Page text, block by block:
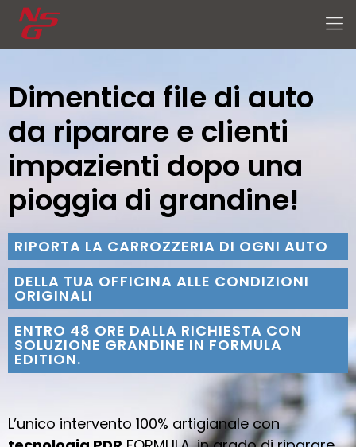
Dimentica file di auto
da riparare e clienti
impazienti dopo una
pioggia di grandine!
RIPORTA LA CARROZZERIA DI OGNI AUTO
DELLA TUA OFFICINA ALLE CONDIZIONI
ORIGINALI
ENTRO 48 ORE DALLA RICHIESTA CON
SOLUZIONE GRANDINE IN FORMULA
EDITION.
L’unico intervento 100% artigianale con